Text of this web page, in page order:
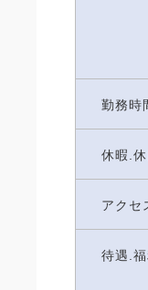
勤務時
休暇.休
アクセ
待遇.